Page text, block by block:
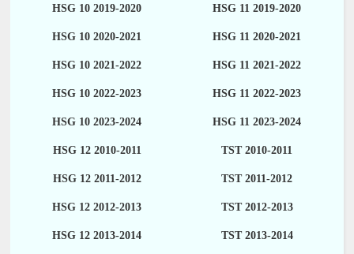
HSG 10 2019-2020 HSG 11 2019-2020
HSG 10 2020-2021 HSG 11 2020-2021
HSG 10 2021-2022 HSG 11 2021-2022
HSG 10 2022-2023 HSG 11 2022-2023
HSG 10 2023-2024 HSG 11 2023-2024
HSG 12 2010-2011 TST 2010-2011
HSG 12 2011-2012 TST 2011-2012
HSG 12 2012-2013 TST 2012-2013
HSG 12 2013-2014 TST 2013-2014